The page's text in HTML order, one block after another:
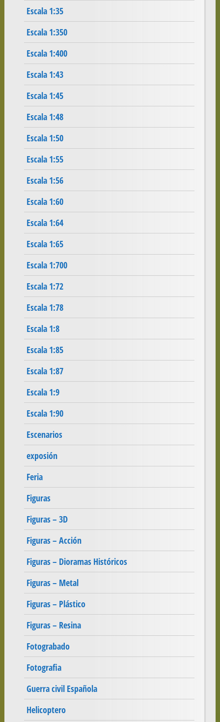
Escala 1:35
Escala 1:350
Escala 1:400
Escala 1:43
Escala 1:45
Escala 1:48
Escala 1:50
Escala 1:55
Escala 1:56
Escala 1:60
Escala 1:64
Escala 1:65
Escala 1:700
Escala 1:72
Escala 1:78
Escala 1:8
Escala 1:85
Escala 1:87
Escala 1:9
Escala 1:90
Escenarios
exposión
Feria
Figuras
Figuras – 3D
Figuras – Acción
Figuras – Dioramas Históricos
Figuras – Metal
Figuras – Plástico
Figuras – Resina
Fotograbado
Fotografia
Guerra civil Española
Helicoptero